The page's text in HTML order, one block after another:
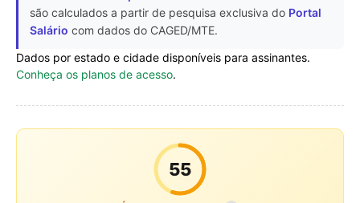
são calculados a partir de pesquisa exclusiva do Portal
Salário com dados do CAGED/MTE.
Dados por estado e cidade disponíveis para assinantes.
Conheça os planos de acesso.
55